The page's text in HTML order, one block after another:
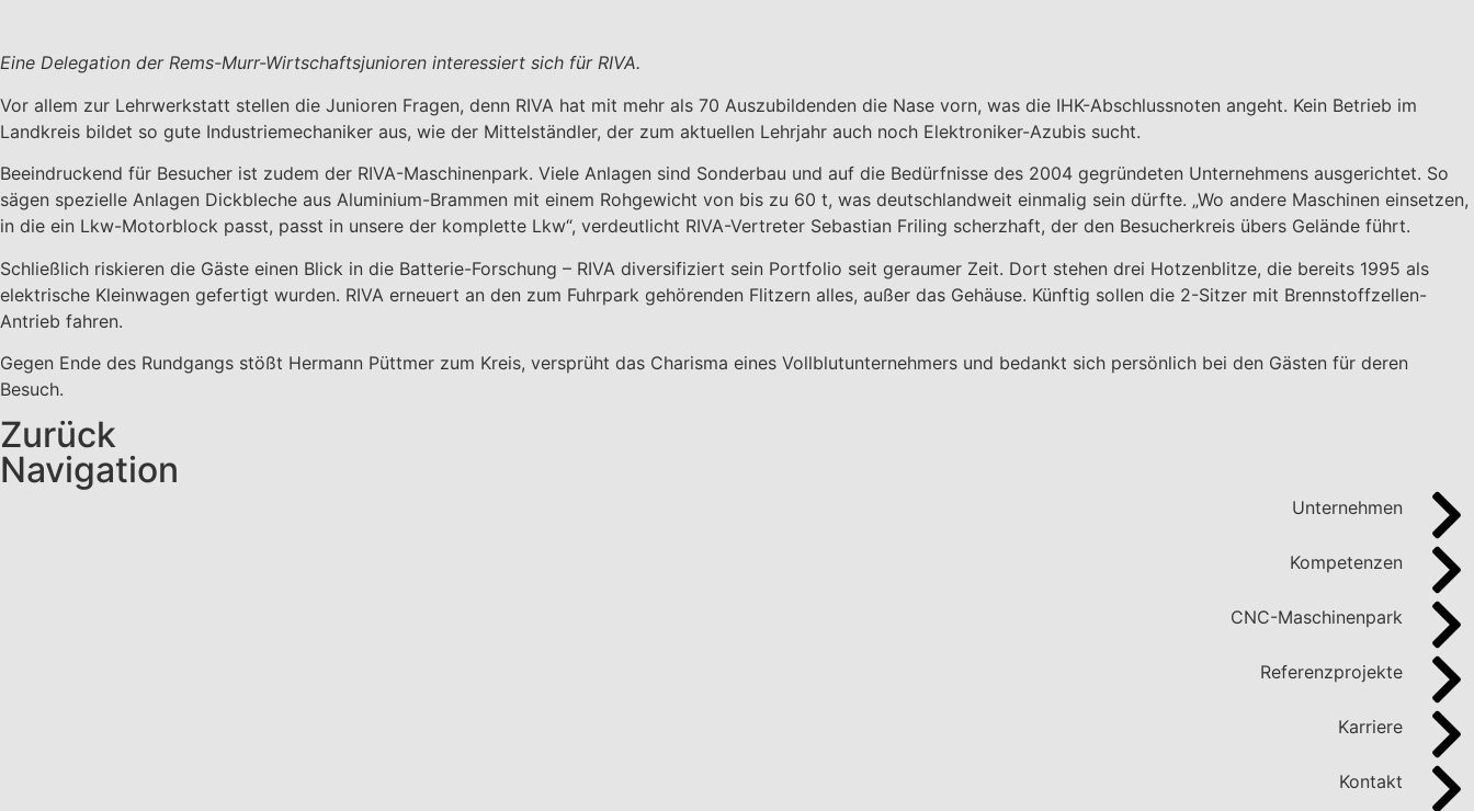
Eine Delegation der Rems-Murr-Wirtschaftsjunioren interessiert sich für RIVA.
Vor allem zur Lehrwerkstatt stellen die Junioren Fragen, denn RIVA hat mit mehr als 70 Auszubildenden die Nase vorn, was die IHK-Abschlussnoten angeht. Kein Betrieb im
Landkreis bildet so gute Industriemechaniker aus, wie der Mittelständler, der zum aktuellen Lehrjahr auch noch Elektroniker-Azubis sucht.
Beeindruckend für Besucher ist zudem der RIVA-Maschinenpark. Viele Anlagen sind Sonderbau und auf die Bedürfnisse des 2004 gegründeten Unternehmens ausgerichtet. So
sägen spezielle Anlagen Dickbleche aus Aluminium-Brammen mit einem Rohgewicht von bis zu 60 t, was deutschlandweit einmalig sein dürfte. „Wo andere Maschinen einsetzen,
in die ein Lkw-Motorblock passt, passt in unsere der komplette Lkw“, verdeutlicht RIVA-Vertreter Sebastian Friling scherzhaft, der den Besucherkreis übers Gelände führt.
Schließlich riskieren die Gäste einen Blick in die Batterie-Forschung – RIVA diversifiziert sein Portfolio seit geraumer Zeit. Dort stehen drei Hotzenblitze, die bereits 1995 als
elektrische Kleinwagen gefertigt wurden. RIVA erneuert an den zum Fuhrpark gehörenden Flitzern alles, außer das Gehäuse. Künftig sollen die 2-Sitzer mit Brennstoffzellen-
Antrieb fahren.
Gegen Ende des Rundgangs stößt Hermann Püttmer zum Kreis, versprüht das Charisma eines Vollblutunternehmers und bedankt sich persönlich bei den Gästen für deren
Besuch.
Zurück
Navigation
Unternehmen
Kompetenzen
CNC-Maschinenpark
Referenzprojekte
Karriere
Kontakt